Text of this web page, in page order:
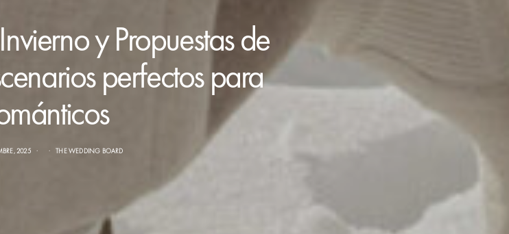
y Propuestas de
perfectos para
2025 THE WEDDING BOARD